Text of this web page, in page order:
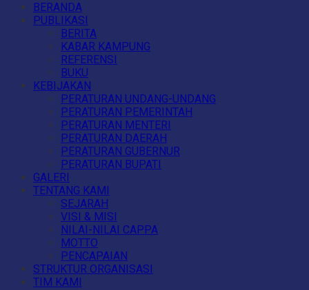
BERANDA
PUBLIKASI
BERITA
KABAR KAMPUNG
REFERENSI
BUKU
KEBIJAKAN
PERATURAN UNDANG-UNDANG
PERATURAN PEMERINTAH
PERATURAN MENTERI
PERATURAN DAERAH
PERATURAN GUBERNUR
PERATURAN BUPATI
GALERI
TENTANG KAMI
SEJARAH
VISI & MISI
NILAI-NILAI CAPPA
MOTTO
PENCAPAIAN
STRUKTUR ORGANISASI
TIM KAMI